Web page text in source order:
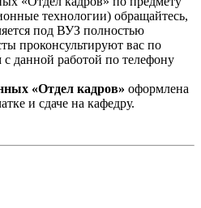
технологии) обращайтесь,
под ВУЗ полностью
проконсультируют вас по
данной работой по телефону
«Отдел кадров» оформлена
и сдаче на кафедру.